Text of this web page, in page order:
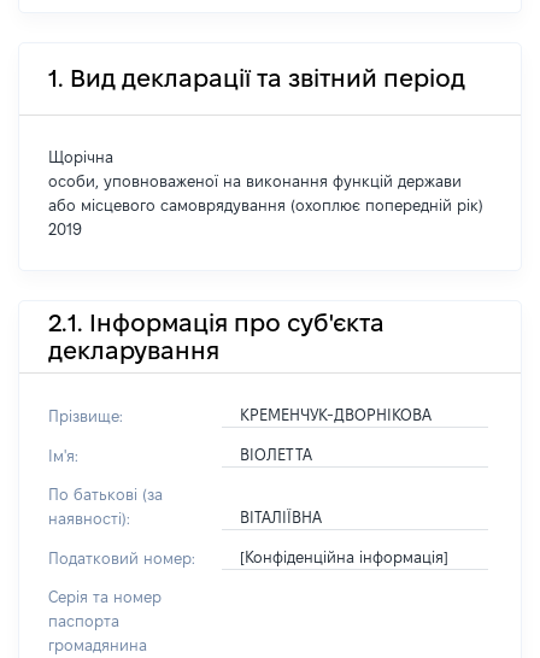
1. Вид декларації та звітний період
Щорічна
особи, уповноваженої на виконання функцій держави
або місцевого самоврядування (охоплює попередній рік)
2019
2.1. Інформація про суб'єкта
декларування
Прізвище: КРЕМЕНЧУК-ДВОРНІКОВА
Ім'я: ВІОЛЕТТА
По батькові (за
наявності):
ВІТАЛІЇВНА
Податковий номер: [Конфіденційна інформація]
Серія та номер
паспорта
громадянина